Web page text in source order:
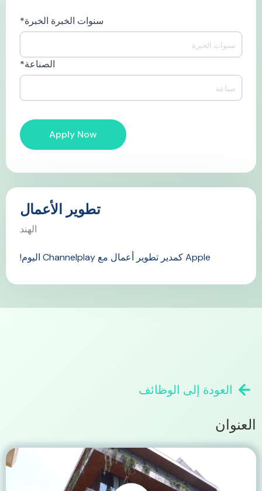
سنوات الخبرة الخبرة*
الصناعة*
تطوير الأعمال
الهند
Apple كمدير تطوير أعمال مع Channelplay اليوم!
العودة إلى الوظائف
العنوان